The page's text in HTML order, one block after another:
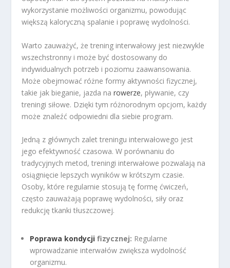
wykorzystanie możliwości organizmu, powodując
większą kaloryczną spalanie i poprawę wydolności.
Warto zauważyć, że trening interwałowy jest niezwykle
wszechstronny i może być dostosowany do
indywidualnych potrzeb i poziomu zaawansowania.
Może obejmować różne formy aktywności fizycznej,
takie jak bieganie, jazda narowerze, pływanie, czy
treningi siłowe. Dzięki tym różnorodnym opcjom, każdy
może znaleźć odpowiedni dla siebie program.
Jedną z głównych zalet treningu interwałowego jest
jego efektywność czasowa. W porównaniu do
tradycyjnych metod, treningi interwałowe pozwalają na
osiągnięcie lepszych wyników w krótszym czasie.
Osoby, które regularnie stosują tę formę ćwiczeń,
często zauważają poprawę wydolności, siły oraz
redukcję tkanki tłuszczowej.
Poprawa kondycji fizycznej: Regularne
wprowadzanie interwałów zwiększa wydolność
organizmu.